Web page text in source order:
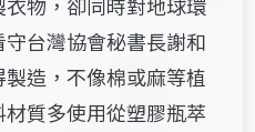
物，卻同時對地球環
台灣協會秘書長謝和
造，不像棉或麻等植
質多使用從塑膠瓶萃